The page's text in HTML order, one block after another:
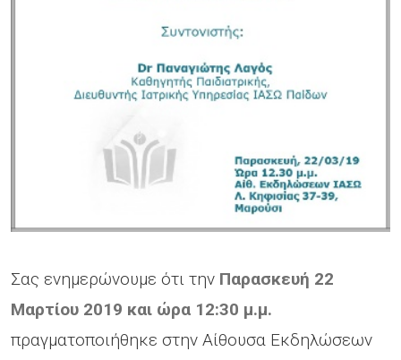
Σας ενημερώνουμε ότι την Παρασκευή 22
Μαρτίου 2019 και ώρα 12:30 μ.μ.
πραγματοποιήθηκε στην Αίθουσα Εκδηλώσεων